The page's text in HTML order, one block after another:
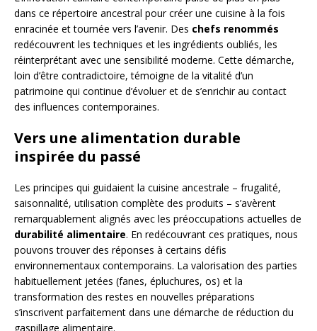
dans ce répertoire ancestral pour créer une cuisine à la fois
enracinée et tournée vers l’avenir. Des chefs renommés
redécouvrent les techniques et les ingrédients oubliés, les
réinterprétant avec une sensibilité moderne. Cette démarche,
loin d’être contradictoire, témoigne de la vitalité d’un
patrimoine qui continue d’évoluer et de s’enrichir au contact
des influences contemporaines.
Vers une alimentation durable
inspirée du passé
Les principes qui guidaient la cuisine ancestrale – frugalité,
saisonnalité, utilisation complète des produits – s’avèrent
remarquablement alignés avec les préoccupations actuelles de
durabilité alimentaire. En redécouvrant ces pratiques, nous
pouvons trouver des réponses à certains défis
environnementaux contemporains. La valorisation des parties
habituellement jetées (fanes, épluchures, os) et la
transformation des restes en nouvelles préparations
s’inscrivent parfaitement dans une démarche de réduction du
gaspillage alimentaire.